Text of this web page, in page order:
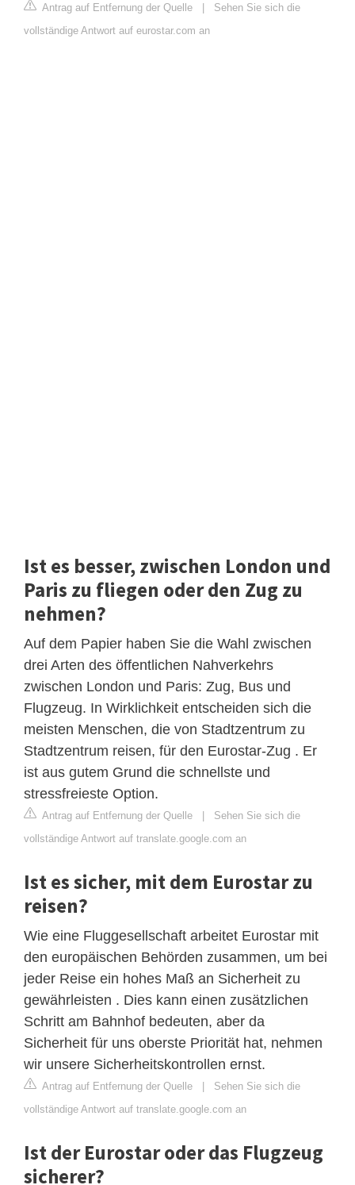
Antrag auf Entfernung der Quelle | Sehen Sie sich die
vollständige Antwort auf eurostar.com an
Ist es besser, zwischen London und
Paris zu fliegen oder den Zug zu
nehmen?
Auf dem Papier haben Sie die Wahl zwischen
drei Arten des öffentlichen Nahverkehrs
zwischen London und Paris: Zug, Bus und
Flugzeug. In Wirklichkeit entscheiden sich die
meisten Menschen, die von Stadtzentrum zu
Stadtzentrum reisen, für den Eurostar-Zug . Er
ist aus gutem Grund die schnellste und
stressfreieste Option.
Antrag auf Entfernung der Quelle | Sehen Sie sich die
vollständige Antwort auf translate.google.com an
Ist es sicher, mit dem Eurostar zu
reisen?
Wie eine Fluggesellschaft arbeitet Eurostar mit
den europäischen Behörden zusammen, um bei
jeder Reise ein hohes Maß an Sicherheit zu
gewährleisten . Dies kann einen zusätzlichen
Schritt am Bahnhof bedeuten, aber da
Sicherheit für uns oberste Priorität hat, nehmen
wir unsere Sicherheitskontrollen ernst.
Antrag auf Entfernung der Quelle | Sehen Sie sich die
vollständige Antwort auf translate.google.com an
Ist der Eurostar oder das Flugzeug
sicherer?